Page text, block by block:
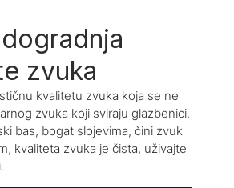
zvuka
kvalitetu zvuka koja se ne
zvuka koji sviraju glazbenici.
bas, bogat slojevima, čini zvuk
kvaliteta zvuka je čista, uživajte